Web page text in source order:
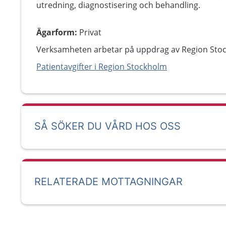
utredning, diagnostisering och behandling.
Ägarform: Privat
Verksamheten arbetar på uppdrag av Region
Patientavgifter i Region Stockholm
SÅ SÖKER DU VÅRD HOS OSS
RELATERADE MOTTAGNINGAR